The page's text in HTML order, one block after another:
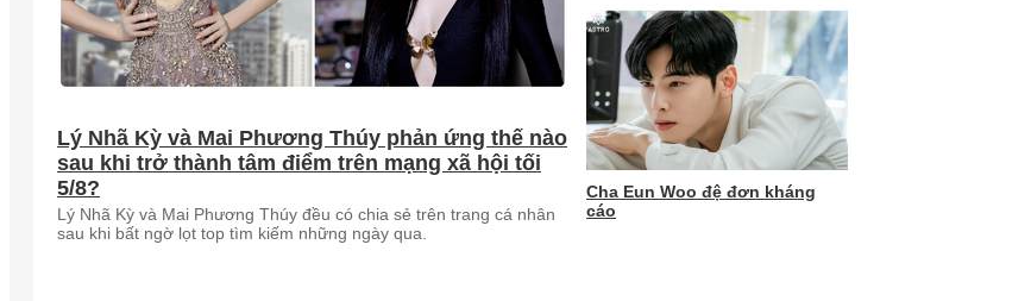
Lý Nhã Kỳ và Mai Phương Thúy phản ứng thế nào
sau khi trở thành tâm điểm trên mạng xã hội tối
5/8?
Lý Nhã Kỳ và Mai Phương Thúy đều có chia sẻ trên trang cá nhân
sau khi bất ngờ lọt top tìm kiếm những ngày qua.
Cha Eun Woo đệ đơn kháng
cáo